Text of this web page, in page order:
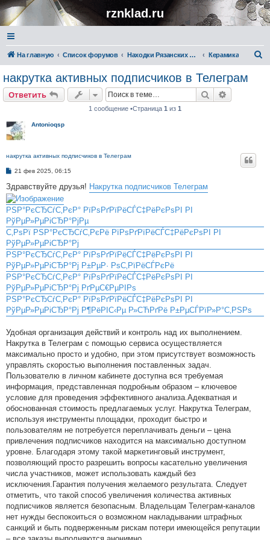
rznklad.ru
На главную Список форумов Находки Рязанских кладоискателей Керамика
накрутка активных подписчиков в Телеграм
Ответить Поиск
1 сообщение •Страница 1 из 1
Antonioqsp
накрутка активных подписчиков в Телеграм
С
о
б
щ
е
н
и
е
21 фев 2025, 06:15
Здравствуйте друзья! Накрутка подписчиков Телеграм
РЅР°РєСЂСѓС‚РєР° РїРѕРґРїРёСЃС‡РёРєРѕРІ РІ
РўРµР»РµРіСЂР°РјРµ
С‚РѕРї РЅР°РєСЂСѓС‚РєРё РїРѕРґРїРёСЃС‡РёРєРѕРІ РІ
РўРµР»РµРіСЂР°Рј
РЅР°РєСЂСѓС‚РєР° РїРѕРґРїРёСЃС‡РёРєРѕРІ РІ
РўРµР»РµРіСЂР°Рј Р±РµР· РѕС‚РїРёСЃРєРё
РЅР°РєСЂСѓС‚РєР° РїРѕРґРїРёСЃС‡РёРєРѕРІ РІ
РўРµР»РµРіСЂР°Рј РґРµС€РµРІРѕ
РЅР°РєСЂСѓС‚РєР° РїРѕРґРїРёСЃС‡РёРєРѕРІ РІ
РўРµР»РµРіСЂР°Рј Р¶РёРІС‹Рµ Р»СЋРґРё Р±РµСЃРїР»Р°С‚РЅРѕ
Удобная организация действий и контроль над их выполнением.
Накрутка в Телеграм с помощью сервиса осуществляется
максимально просто и удобно, при этом присутствует возможность
управлять скоростью выполнения поставленных задач.
Пользователю в личном кабинете доступна вся требуемая
информация, представленная подробным образом – ключевое
условие для проведения эффективного анализа.Адекватная и
обоснованная стоимость предлагаемых услуг. Накрутка Телеграм,
используя инструменты площадки, проходит быстро и
пользователям не потребуется переплачивать деньги – цена
привлечения подписчиков находится на максимально доступном
уровне. Благодаря этому такой маркетинговый инструмент,
позволяющий просто разрешить вопросы касательно увеличения
числа участников, может использовать каждый без
исключения.Гарантия получения желаемого результата. Следует
отметить, что такой способ увеличения количества активных
подписчиков является безопасным. Владельцам Телеграм-каналов
нет нужды беспокоиться о возможном накладывании штрафных
санкций и быть подверженным рискам потери имеющейся репутации